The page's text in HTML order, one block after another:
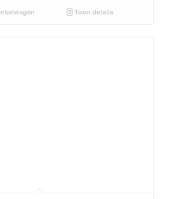
Toon details